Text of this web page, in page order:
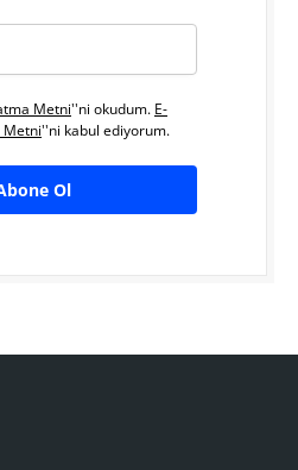
Metni''ni okudum. E-
Metni''ni kabul ediyorum.
Ol